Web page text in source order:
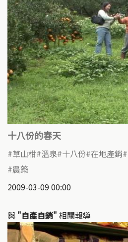
十八份的春天
草山柑 溫泉 十八份 在地產銷
農藥
2009-03-09 00:00
與 "自產自銷" 相關報導